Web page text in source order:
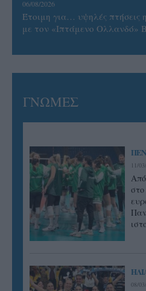
06/08/2026
Έτοιμη για… υψηλές
με τον «Ιπτάμενο Ολλανδό»
ΓΝΩΜΕΣ
11/
08/